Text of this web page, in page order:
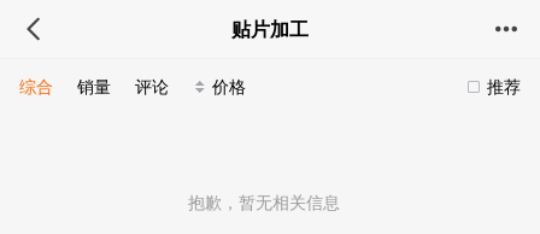
贴片加工
推荐
综合 销量 评论 价格
抱歉，暂无相关信息